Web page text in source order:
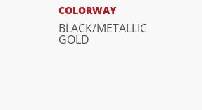
COLORWAY
BLACK/METALLIC
GOLD